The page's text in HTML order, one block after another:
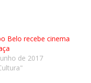
Belo recebe cinema
de 2017